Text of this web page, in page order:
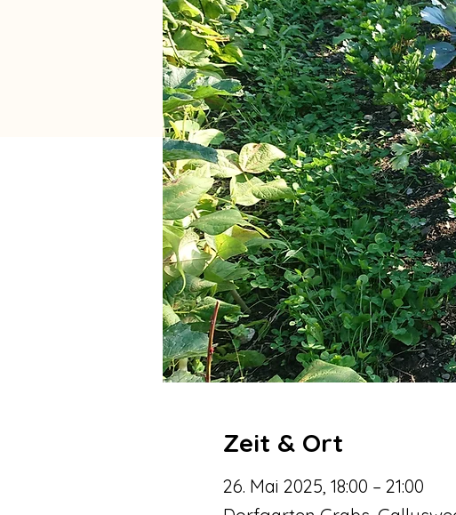
Zeit & Ort
26. Mai 2025, 18:00 – 21:00